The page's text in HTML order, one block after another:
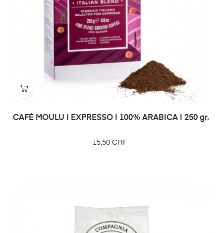
CAFÉ MOULU | EXPRESSO | 100% ARABICA | 250 gr.
Prix
15,50 CHF